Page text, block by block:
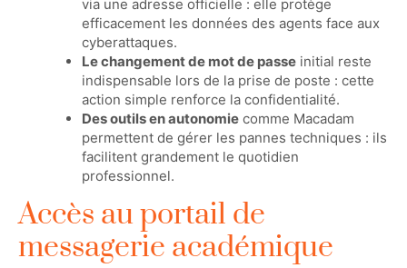
via une adresse officielle : elle protège
efficacement les données des agents face aux
cyberattaques.
Le changement de mot de passe initial reste
indispensable lors de la prise de poste : cette
action simple renforce la confidentialité.
Des outils en autonomie comme Macadam
permettent de gérer les pannes techniques : ils
facilitent grandement le quotidien
professionnel.
Accès au portail de
messagerie académique